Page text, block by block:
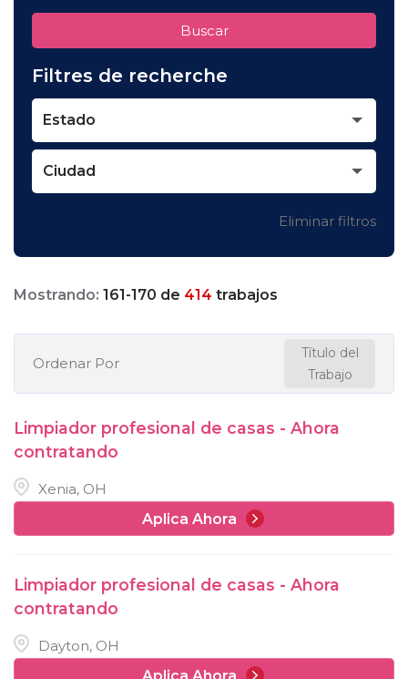
Buscar
Filtres de recherche
Estado
Ciudad
Eliminar filtros
Mostrando: 161 -170 de 414 trabajos
Ordenar Por
Título del
Trabajo
Limpiador profesional de casas - Ahora
contratando
Xenia, OH
Aplica Ahora
Limpiador profesional de casas - Ahora
contratando
Dayton, OH